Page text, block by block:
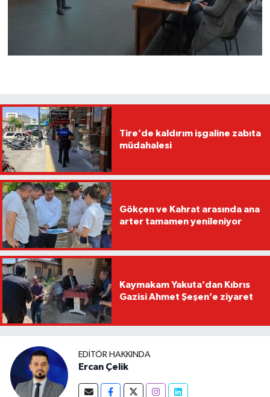
Tire’de kaldırım işgaline zabıta
müdahalesi
Gökçen ve Kahrat arasında ana
arter tamamen yenileniyor
Kaymakam Yakuta’dan Kıbrıs
Gazisi Ahmet Şeşen’e ziyaret
EDITÖR HAKKINDA
Ercan Çelik